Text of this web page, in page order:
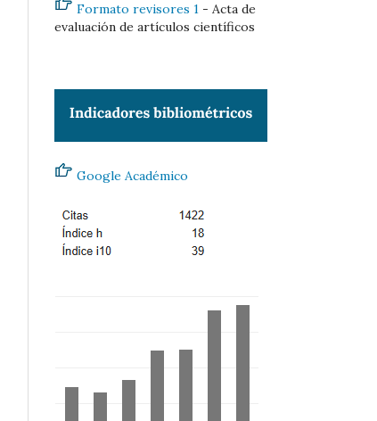
Formato revisores 1 - Acta de
evaluación de artículos científicos
Google Académico